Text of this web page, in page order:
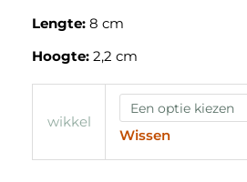
Lengte: 8 cm
Hoogte: 2,2 cm
wikkel
Wissen